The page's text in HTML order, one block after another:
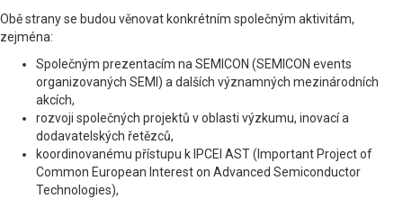
Obě strany se budou věnovat konkrétním společným aktivitám,
zejména:
Společným prezentacím na SEMICON (SEMICON events
organizovaných SEMI) a dalších významných mezinárodních
akcích,
rozvoji společných projektů v oblasti výzkumu, inovací a
dodavatelských řetězců,
koordinovanému přístupu k IPCEI AST (Important Project of
Common European Interest on Advanced Semiconductor
Technologies),